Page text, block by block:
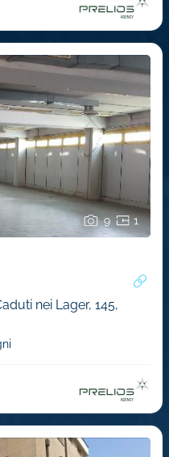
9 1
nei Lager, 145,